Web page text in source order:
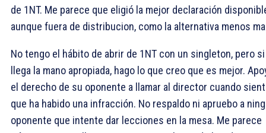
de 1NT. Me parece que eligió la mejor declaración
aunque fuera de distribucion, como la alternativa menos
No tengo el hábito de abrir de 1NT con un singleton, pero si
llega la mano apropiada, hago lo que creo que es mejor.
el derecho de su oponente a llamar al director cuando
que ha habido una infracción. No respaldo ni apruebo a
oponente que intente dar lecciones en la mesa. Me parece